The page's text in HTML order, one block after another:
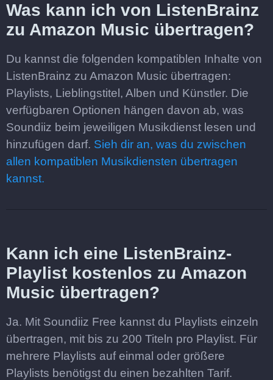
Was kann ich von ListenBrainz
zu Amazon Music übertragen?
Du kannst die folgenden kompatiblen Inhalte von
ListenBrainz zu Amazon Music übertragen:
Playlists, Lieblingstitel, Alben und Künstler. Die
verfügbaren Optionen hängen davon ab, was
Soundiiz beim jeweiligen Musikdienst lesen und
hinzufügen darf. Sieh dir an, was du zwischen
allen kompatiblen Musikdiensten übertragen
kannst.
Kann ich eine ListenBrainz-
Playlist kostenlos zu Amazon
Music übertragen?
Ja. Mit Soundiiz Free kannst du Playlists einzeln
übertragen, mit bis zu 200 Titeln pro Playlist. Für
mehrere Playlists auf einmal oder größere
Playlists benötigst du einen bezahlten Tarif.